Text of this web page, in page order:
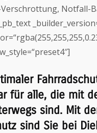
Notfall-
für alle, die mit
sind. Mit
sind Sie bei